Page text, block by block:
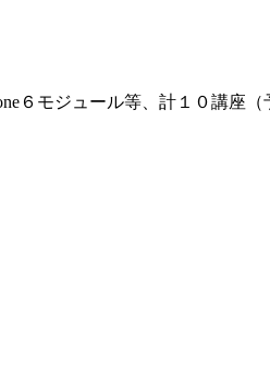
６モジュール等、計１０講座（